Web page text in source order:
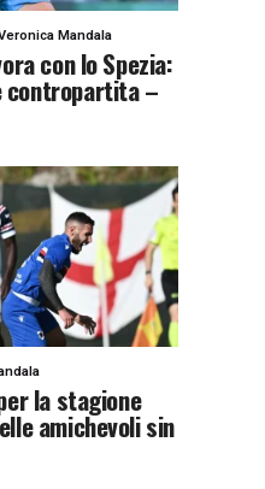
Mandala
con lo Spezia:
contropartita –
la stagione
amichevoli sin